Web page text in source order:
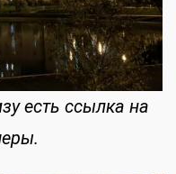
есть ссылка на